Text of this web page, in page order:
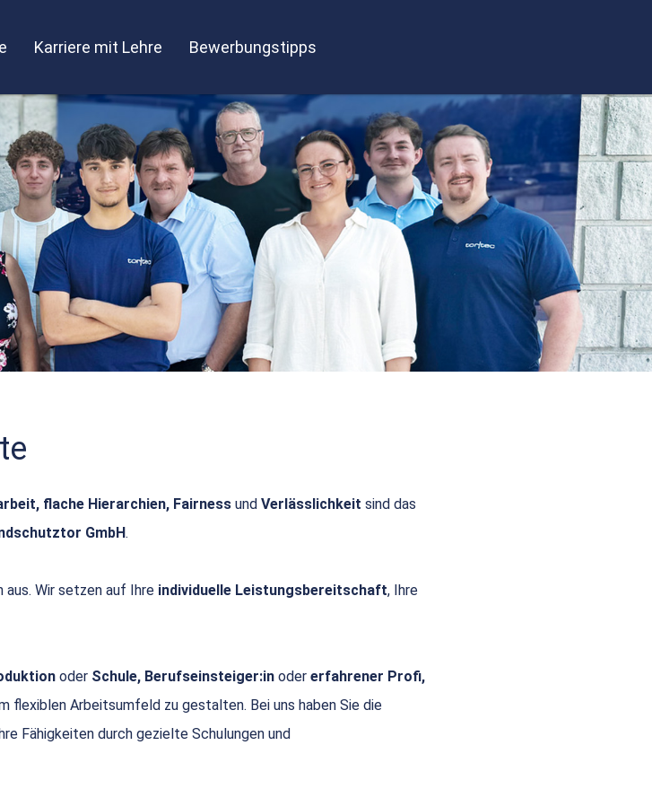
Karriere mit Lehre Bewerbungstipps
flache Hierarchien, Fairness und Verlässlichkeit sind das
GmbH.
aus. Wir setzen auf Ihre individuelle Leistungsbereitschaft, Ihre
oder Schule, Berufseinsteiger:in oder erfahrener Profi,
flexiblen Arbeitsumfeld zu gestalten. Bei uns haben Sie die
Fähigkeiten durch gezielte Schulungen und